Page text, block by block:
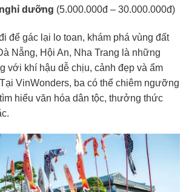
dưỡng (5.000.000đ – 30.000.000đ)
để gác lại lo toan, khám phá vùng đất
Nẵng, Hội An, Nha Trang là những
với khí hậu dễ chịu, cảnh đẹp và ẩm
VinWonders, ba có thể chiêm ngưỡng
hiểu văn hóa dân tộc, thưởng thức